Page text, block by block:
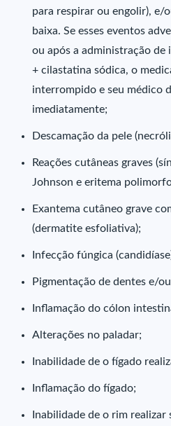
para respirar ou engolir), e/
baixa. Se esses eventos
ou após a administração
+ cilastatina sódica, o
interrompido e seu médico
imediatamente;
Descamação da pele
Reações cutâneas graves
Johnson e eritema
Exantema cutâneo grave
(dermatite esfoliativa);
Infecção fúngica
Pigmentação de dentes e/
Inflamação do cólon
Alterações no paladar;
Inabilidade de o fígado
Inflamação do fígado;
Inabilidade de o rim